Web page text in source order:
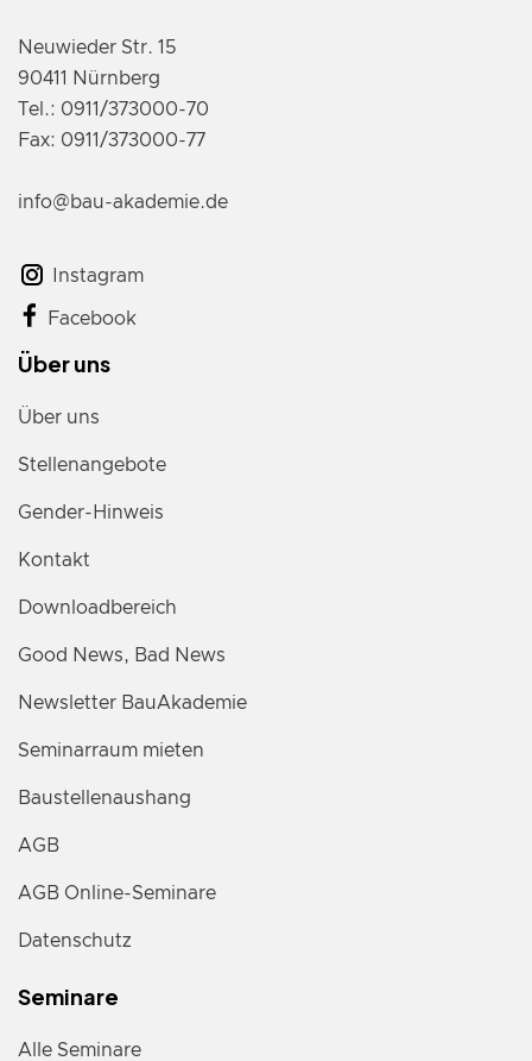
Neuwieder Str. 15
90411 Nürnberg
Tel.: 0911/373000-70
Fax: 0911/373000-77
info@bau-akademie.de
Instagram
Facebook
Über uns
Über uns
Stellenangebote
Gender-Hinweis
Kontakt
Downloadbereich
Good News, Bad News
Newsletter BauAkademie
Seminarraum mieten
Baustellenaushang
AGB
AGB Online-Seminare
Datenschutz
Seminare
Alle Seminare